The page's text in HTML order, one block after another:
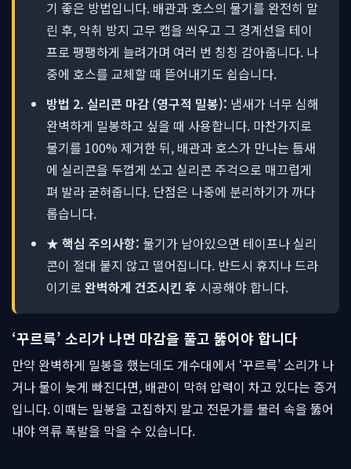
기 좋은 방법입니다. 배관과 호스의 물기를 완전히 말
린 후, 악취 방지 고무 캡을 씌우고 그 경계선을 테이
프로 팽팽하게 늘려가며 여러 번 칭칭 감아줍니다. 나
중에 호스를 교체할 때 뜯어내기도 쉽습니다.
방법 2. 실리콘 마감 (영구적 밀봉): 냄새가 너무 심해
완벽하게 밀봉하고 싶을 때 사용합니다. 마찬가지로
물기를 100% 제거한 뒤, 배관과 호스가 만나는 틈새
에 실리콘을 두껍게 쏘고 실리콘 주걱으로 매끄럽게
펴 발라 굳혀줍니다. 단점은 나중에 분리하기가 까다
롭습니다.
★ 핵심 주의사항: 물기가 남아있으면 테이프나 실리
콘이 절대 붙지 않고 떨어집니다. 반드시 휴지나 드라
이기로 완벽하게 건조시킨 후 시공해야 합니다.
‘꾸르륵’ 소리가 나면 마감을 풀고 뚫어야 합니다
만약 완벽하게 밀봉을 했는데도 개수대에서 ‘꾸르륵’ 소리가 나
거나 물이 늦게 빠진다면, 배관이 막혀 압력이 차고 있다는 증거
입니다. 이때는 밀봉을 고집하지 말고 전문가를 불러 속을 뚫어
내야 역류 폭발을 막을 수 있습니다.